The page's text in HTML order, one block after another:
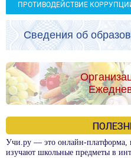
ПРОТИВОДЕЙСТВИЕ
Сведения об
Учи.ру — это онлайн-платформа,
изучают школьные предметы в